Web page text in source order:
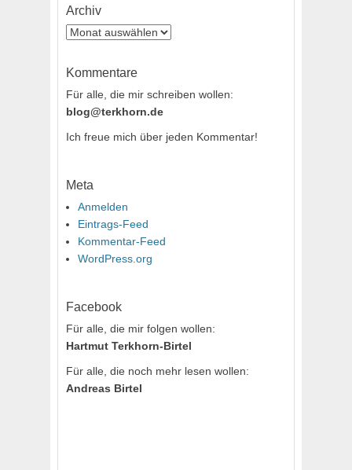
Archiv
Archiv
Kommentare
Für alle, die mir schreiben wollen:
blog@terkhorn.de
Ich freue mich über jeden Kommentar!
Meta
Anmelden
Eintrags-Feed
Kommentar-Feed
WordPress.org
Facebook
Für alle, die mir folgen wollen:
Hartmut Terkhorn-Birtel
Für alle, die noch mehr lesen wollen:
Andreas Birtel